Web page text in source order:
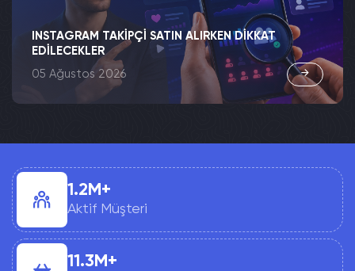
INSTAGRAM TAKIPÇI SATIN ALIRKEN DIKKAT
EDILECEKLER
05 Ağustos 2026
1.2M+
Aktif Müşteri
11.3M+